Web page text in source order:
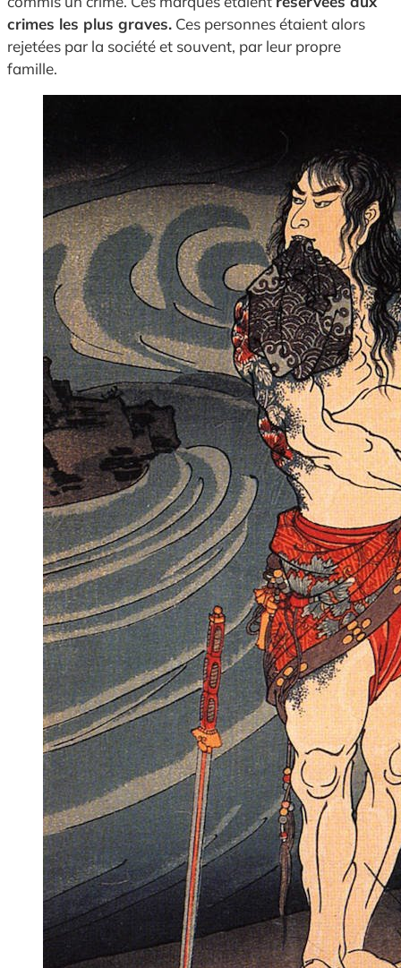
crimes les plus graves. Ces personnes étaient alors
rejetées par la société et souvent, par leur propre
famille.